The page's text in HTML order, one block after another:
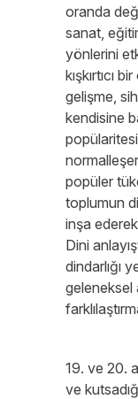
oranda
sanat,
yönlerini
kışkırtıcı
gelişme,
kendisine
popüler
toplumun
inşa
Dini
dindarlığı
geleneksel
19. ve 20.
ve